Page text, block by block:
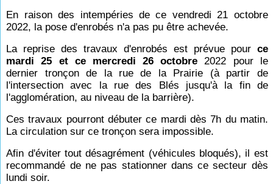
En raison des intempéries de ce vendredi 21 octobre
2022, la pose d'enrobés n'a pas pu être achevée.
La reprise des travaux d'enrobés est prévue pour ce
mardi 25 et ce mercredi 26 octobre 2022 pour le
dernier tronçon de la rue de la Prairie (à partir de
l'intersection avec la rue des Blés jusqu'à la fin de
l'agglomération, au niveau de la barrière).
Ces travaux pourront débuter ce mardi dès 7h du matin.
La circulation sur ce tronçon sera impossible.
Afin d'éviter tout désagrément (véhicules bloqués), il est
recommandé de ne pas stationner dans ce secteur dès
lundi soir.